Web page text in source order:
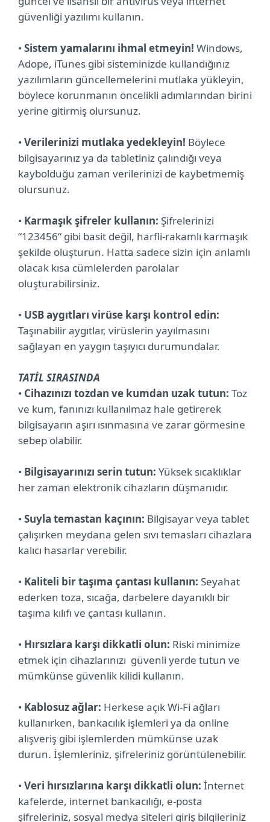
güvenliği yazılımı kullanın.
• Sistem yamalarını ihmal etmeyin! Windows,
Adope, iTunes gibi sisteminizde kullandığınız
yazılımların güncellemelerini mutlaka yükleyin,
böylece korunmanın öncelikli adımlarından birini
yerine gitirmiş olursunuz.
• Verilerinizi mutlaka yedekleyin! Böylece
bilgisayarınız ya da tabletiniz çalındığı veya
kaybolduğu zaman verilerinizi de kaybetmemiş
olursunuz.
• Karmaşık şifreler kullanın: Şifrelerinizi
“123456“ gibi basit değil, harfli-rakamlı karmaşık
şekilde oluşturun. Hatta sadece sizin için anlamlı
olacak kısa cümlelerden parolalar
oluşturabilirsiniz.
• USB aygıtları virüse karşı kontrol edin:
Taşınabilir aygıtlar, virüslerin yayılmasını
sağlayan en yaygın taşıyıcı durumundalar.
TATİL SIRASINDA
• Cihazınızı tozdan ve kumdan uzak tutun: Toz
ve kum, fanınızı kullanılmaz hale getirerek
bilgisayarın aşırı ısınmasına ve zarar görmesine
sebep olabilir.
• Bilgisayarınızı serin tutun: Yüksek sıcaklıklar
her zaman elektronik cihazların düşmanıdır.
• Suyla temastan kaçının: Bilgisayar veya tablet
çalışırken meydana gelen sıvı temasları cihazlara
kalıcı hasarlar verebilir.
• Kaliteli bir taşıma çantası kullanın: Seyahat
ederken toza, sıcağa, darbelere dayanıklı bir
taşıma kılıfı ve çantası kullanın.
• Hırsızlara karşı dikkatli olun: Riski minimize
etmek için cihazlarınızı güvenli yerde tutun ve
mümkünse güvenlik kilidi kullanın.
• Kablosuz ağlar: Herkese açık Wi-Fi ağları
kullanırken, bankacılık işlemleri ya da online
alışveriş gibi işlemlerden mümkünse uzak
durun. İşlemleriniz, şifreleriniz görüntülenebilir.
• Veri hırsızlarına karşı dikkatli olun: İnternet
kafelerde, internet bankacılığı, e-posta
şifreleriniz, sosyal medya siteleri giriş bilgileriniz